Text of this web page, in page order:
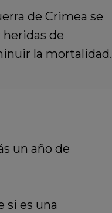
de Crimea se
de
la mortalidad.
un año de
si es una